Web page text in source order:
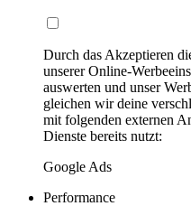
Durch das Akzeptieren
unserer Online-
auswerten und unser
gleichen wir deine
mit folgenden externen
Dienste bereits nutzt:
Google Ads
Performance